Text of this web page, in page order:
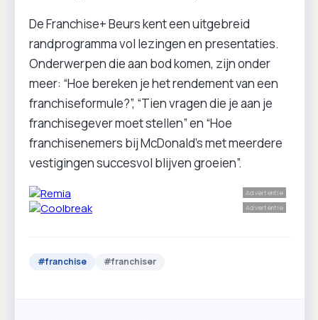
De Franchise+ Beurs kent een uitgebreid
randprogramma vol lezingen en presentaties.
Onderwerpen die aan bod komen, zijn onder
meer: “Hoe bereken je het rendement van een
franchiseformule?”, “Tien vragen die je aan je
franchisegever moet stellen” en “Hoe
franchisenemers bij McDonald’s met meerdere
vestigingen succesvol blijven groeien”.
Advertentie
Advertentie
#franchise #franchiser